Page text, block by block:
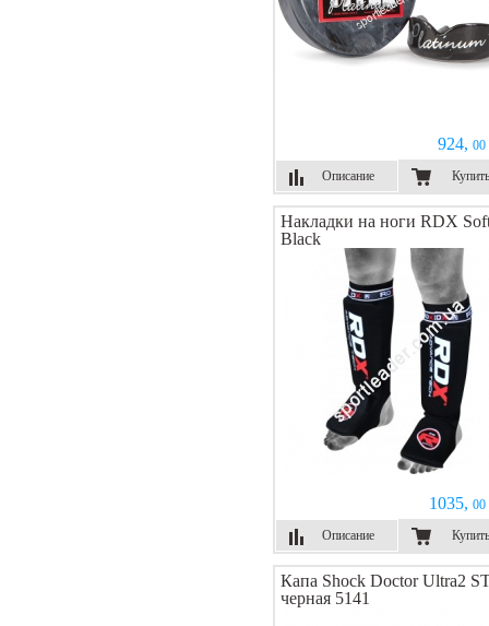
924, 00
Описание
Купить
Накладки на ноги RDX
Black
1035, 00
Описание
Купить
Капа Shock Doctor Ultra2
черная 5141